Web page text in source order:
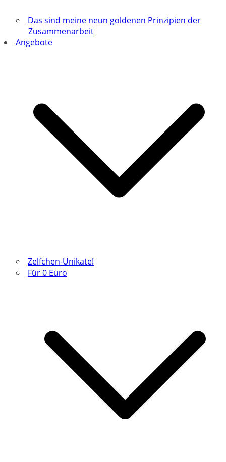
Das sind meine neun goldenen Prinzipien der
Zusammenarbeit
Angebote
Zelfchen-Unikate!
Für 0 Euro